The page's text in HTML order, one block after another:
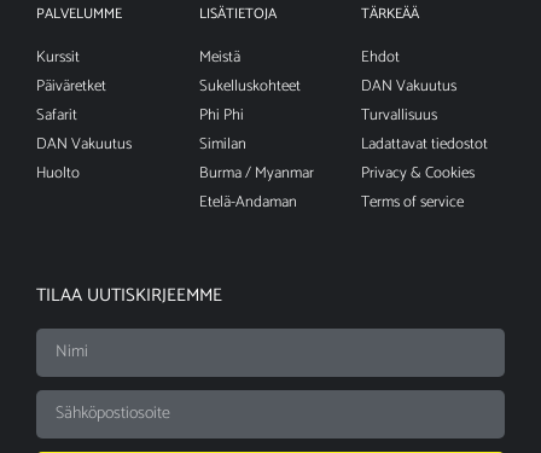
PALVELUMME
Kurssit
Päiväretket
Safarit
DAN Vakuutus
Huolto
LISÄTIETOJA
Meistä
Sukelluskohteet
Phi Phi
Similan
Burma / Myanmar
Etelä-Andaman
TÄRKEÄÄ
Ehdot
DAN Vakuutus
Turvallisuus
Ladattavat tiedostot
Privacy & Cookies
Terms of service
TILAA UUTISKIRJEEMME